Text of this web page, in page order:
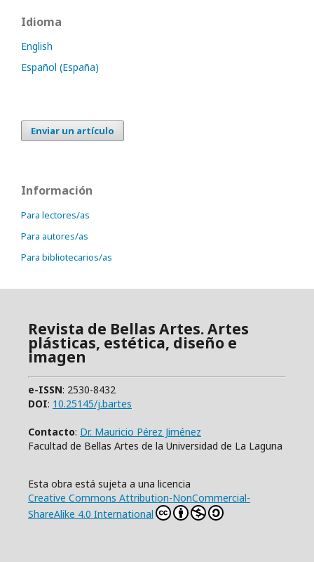
Idioma
English
Español (España)
Enviar un artículo
Información
Para lectores/as
Para autores/as
Para bibliotecarios/as
Revista de Bellas Artes. Artes
plásticas, estética, diseño e
imagen
e-ISSN: 2530-8432
DOI: 10.25145/j.bartes
Contacto: Dr. Mauricio Pérez Jiménez
Facultad de Bellas Artes de la Universidad de La Laguna
Esta obra está sujeta a una licencia
Creative Commons Attribution-NonCommercial-
ShareAlike 4.0 International